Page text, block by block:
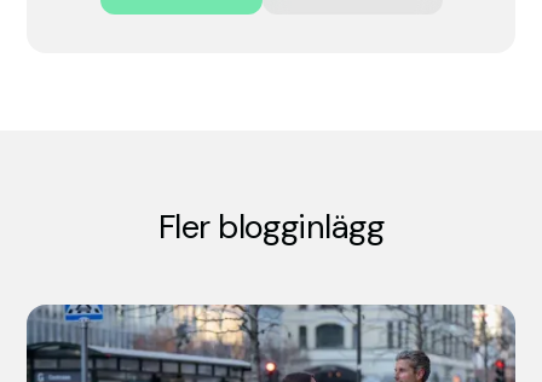
Fler blogginlägg